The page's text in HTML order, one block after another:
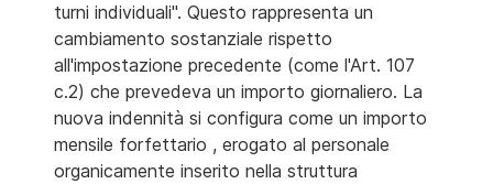
turni individuali". Questo rappresenta un
cambiamento sostanziale rispetto
all'impostazione precedente (come l'Art. 107
c.2) che prevedeva un importo giornaliero. La
nuova indennità si configura come un importo
mensile forfettario , erogato al personale
organicamente inserito nella struttura